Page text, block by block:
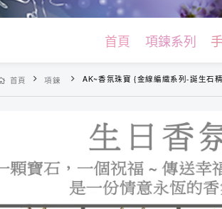
首頁 項鍊系列
首頁 項鍊 AK~香氛珠寶 {金線編織系列-誕生石精油